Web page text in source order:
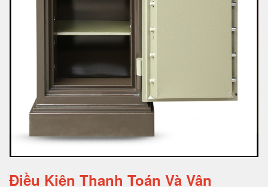
Điều Kiện Thanh Toán Và Vận